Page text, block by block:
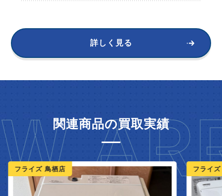
詳しく見る
関連商品の買取実績
イズ 鳥栖店 フライズ 鳥栖店